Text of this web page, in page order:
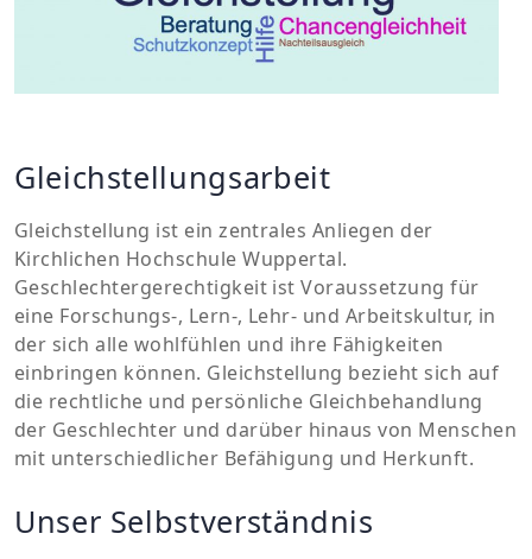
Gleichstellungsarbeit
Gleichstellung ist ein zentrales Anliegen der
Kirchlichen Hochschule Wuppertal.
Geschlechtergerechtigkeit ist Voraussetzung für
eine Forschungs-, Lern-, Lehr- und Arbeitskultur, in
der sich alle wohlfühlen und ihre Fähigkeiten
einbringen können. Gleichstellung bezieht sich auf
die rechtliche und persönliche Gleichbehandlung
der Geschlechter und darüber hinaus von Menschen
mit unterschiedlicher Befähigung und Herkunft.
Unser Selbstverständnis